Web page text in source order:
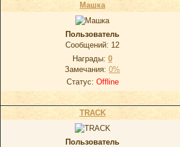
Машка
Пользователь
Сообщений: 12
Награды: 0
Замечания: 0%
Статус: Offline
TRACK
Пользователь